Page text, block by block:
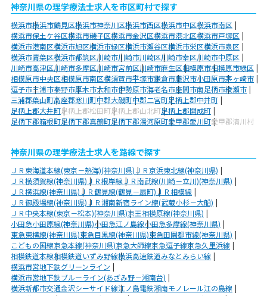
神奈川県の理学療法士求人を市区町村で探す
横浜市横浜市鶴見区横浜市神奈川区横浜市西区横浜市中区横浜市南区
横浜市保土ケ谷区横浜市磯子区横浜市金沢区横浜市港北区横浜市戸塚区
横浜市港南区横浜市旭区横浜市緑区横浜市瀬谷区横浜市栄区横浜市泉区
横浜市青葉区横浜市都筑区川崎市川崎市川崎区川崎市幸区川崎市中原区
川崎市高津区川崎市多摩区川崎市宮前区川崎市麻生区相模原市相模原市緑区
相模原市中央区相模原市南区横須賀市平塚市鎌倉市藤沢市小田原市茅ヶ崎市
逗子市三浦市秦野市厚木市大和市伊勢原市海老名市座間市南足柄市綾瀬市
三浦郡葉山町高座郡寒川町中郡大磯町中郡二宮町足柄上郡中井町
足柄上郡大井町足柄上郡松田町足柄上郡山北町足柄上郡開成町
足柄下郡箱根町足柄下郡真鶴町足柄下郡湯河原町愛甲郡愛川町愛甲郡清川村
神奈川県の理学療法士求人を路線で探す
ＪＲ東海道本線(東京－熱海)(神奈川県)ＪＲ京浜東北線(神奈川県)
ＪＲ横須賀線(神奈川県)ＪＲ根岸線ＪＲ南武線(川崎－立川)(神奈川県)
ＪＲ横浜線(神奈川県)ＪＲ鶴見線(鶴見－扇町)ＪＲ相模線
ＪＲ御殿場線(神奈川県)ＪＲ湘南新宿ライン線(武蔵小杉－大船)
ＪＲ中央本線(東京－松本)(神奈川県)京王相模原線(神奈川県)
小田急小田原線(神奈川県)小田急江ノ島線小田急多摩線(神奈川県)
東急東横線(神奈川県)東急目黒線(神奈川県)東急田園都市線(神奈川県)
こどもの国線京急本線(神奈川県)京急大師線京急逗子線京急久里浜線
相模鉄道本線相模鉄道いずみ野線横浜高速鉄道みなとみらい線
横浜市営地下鉄グリーンライン
横浜市営地下鉄ブルーライン(あざみ野－湘南台)
横浜新都市交通金沢シーサイド線江ノ島電鉄湘南モノレール江の島線